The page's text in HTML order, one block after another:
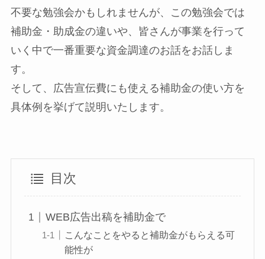
不要な勉強会かもしれませんが、この勉強会では
補助金・助成金の違いや、皆さんが事業を行って
いく中で一番重要な資金調達のお話をお話しま
す。
そして、広告宣伝費にも使える補助金の使い方を
具体例を挙げて説明いたします。
目次
WEB広告出稿を補助金で
こんなことをやると補助金がもらえる可
能性が